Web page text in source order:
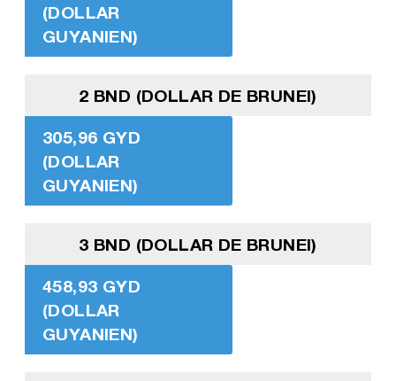
(DOLLAR
GUYANIEN)
2 BND (DOLLAR DE BRUNEI)
305,96 GYD
(DOLLAR
GUYANIEN)
3 BND (DOLLAR DE BRUNEI)
458,93 GYD
(DOLLAR
GUYANIEN)